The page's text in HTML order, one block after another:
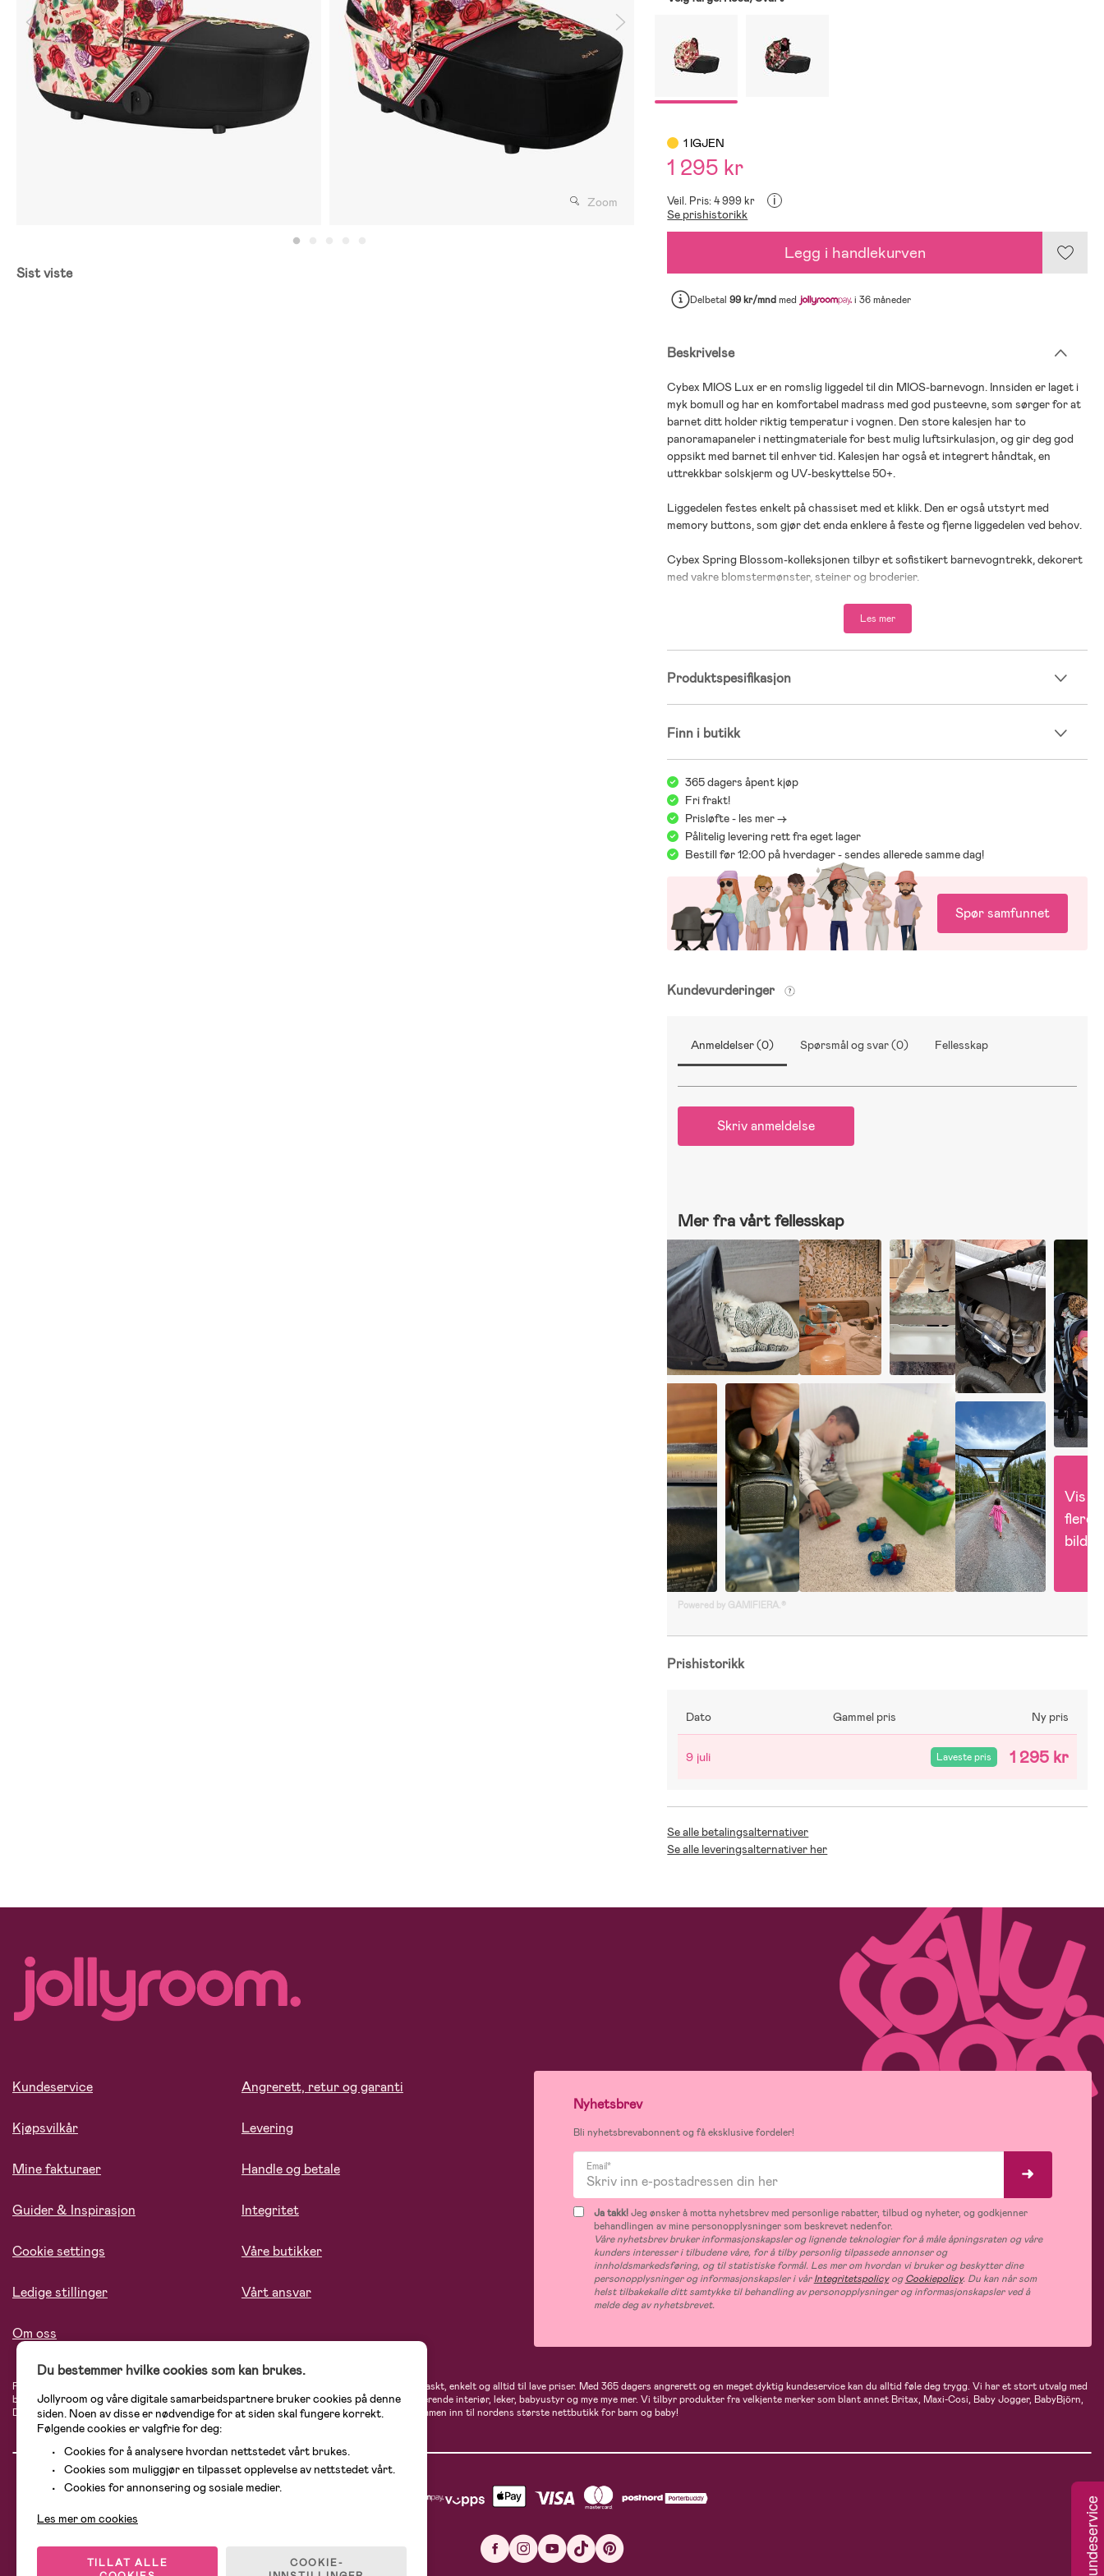
Zoom
Sist viste
1 IGJEN
1 295 kr
Veil. Pris: 4 999 kr i
Se prishistorikk
Legg i handlekurven
Delbetal99 kr/mnd med i 36 måneder
Beskrivelse
Cybex MIOS Lux er en romslig liggedel til din MIOS-barnevogn. Innsiden er laget i
myk bomull og har en komfortabel madrass med god pusteevne, som sørger for at
barnet ditt holder riktig temperatur i vognen. Den store kalesjen har to
panoramapaneler i nettingmateriale for best mulig luftsirkulasjon, og gir deg god
oppsikt med barnet til enhver tid. Kalesjen har også et integrert håndtak, en
uttrekkbar solskjerm og UV-beskyttelse 50+.
Liggedelen festes enkelt på chassiset med et klikk. Den er også utstyrt med
memory buttons, som gjør det enda enklere å feste og fjerne liggedelen ved behov.
Cybex Spring Blossom-kolleksjonen tilbyr et sofistikert barnevogntrekk, dekorert
med vakre blomstermønster, steiner og broderier.
- Ekstra stor liggeflate.
; ;
Les mer
Produktspesifikasjon
Finn i butikk
365 dagers åpent kjøp
Fri frakt!
Prisløfte - les mer ->
Pålitelig levering rett fra eget lager
Bestill før 12:00 på hverdager - sendes allerede samme dag!
Spør samfunnet
Kundevurderinger
Anmeldelser (0) Spørsmål og svar (0) Fellesskap
Skriv anmeldelse
Mer fra vårt fellesskap
Vis
flere
bilder
Powered by GAMIFIERA.®
Prishistorikk
Dato Gammel pris Ny pris
9 juli Laveste pris 1 295 kr
Se alle betalingsalternativer
Se alle leveringsalternativer her
Kundeservice
Kjøpsvilkår
Mine fakturaer
Guider & Inspirasjon
Cookie settings
Ledige stillinger
Om oss
Angrerett, retur og garanti
Levering
Handle og betale
Integritet
Våre butikker
Vårt ansvar
Nyhetsbrev
Bli nyhetsbrevabonnent og få eksklusive fordeler!
Email*
Ja takk!Jeg ønsker å motta nyhetsbrev med personlige rabatter, tilbud og nyheter, og godkjenner
behandlingen av mine personopplysninger som beskrevet nedenfor.
Våre nyhetsbrev bruker informasjonskapsler og lignende teknologier for å måle åpningsraten og våre
kunders interesser i tilbudene våre, for å tilby personlig tilpassede annonser og
innholdsmarkedsføring, og til statistiske formål. Les mer om hvordan vi bruker og beskytter dine
personopplysninger og informasjonskapsler i vårIntegritetspolicyogCookiepolicy. Du kan når som
helst tilbakekalle ditt samtykke til behandling av personopplysninger og informasjonskapsler ved å
melde deg av nyhetsbrevet.
På Jollyroom.no finner du et stort utvalg av produkter til barnefamilien. Hos oss handler du raskt, enkelt og alltid til lave priser. Med 365 dagers angrerett og en meget dyktig kundeservice kan du alltid føle deg trygg. Vi har et stort utvalg med
blant annet barnevogner, bilstoler, klær til barn og baby, produkter til mor, mengder av inspirerende interiør, leker, babyustyr og mye mye mer. Vi tilbyr produkter fra velkjente merker som blant annet Britax, Maxi-Cosi, Baby Jogger, BabyBjörn,
Didriksons, KidKraft, Ergobaby, Philips Avent, Neonate, Cybex, LEGO og mange flere. Velkommen inn til nordens største nettbutikk for barn og baby!
Du bestemmer hvilke cookies som kan brukes.
Jollyroom og våre digitale samarbeidspartnere bruker cookies på denne
siden. Noen av disse er nødvendige for at siden skal fungere korrekt.
Følgende cookies er valgfrie for deg:
Cookies for å analysere hvordan nettstedet vårt brukes.
Cookies som muliggjør en tilpasset opplevelse av nettstedet vårt.
Cookies for annonsering og sosiale medier.
Les mer om cookies
TILLAT ALLE
COOKIE-
Kundeservice